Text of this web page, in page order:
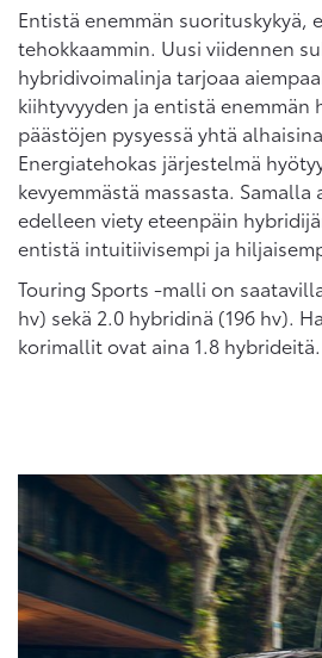
Entistä enemmän suorituskykyä,
tehokkaammin. Uusi viidennen
hybridivoimalinja tarjoaa
kiihtyvyyden ja entistä enemmän
päästöjen pysyessä yhtä
Energiatehokas järjestelmä
kevyemmästä massasta.
edelleen viety eteenpäin
entistä intuitiivisempi ja
Touring Sports -malli on
hv) sekä 2.0 hybridinä (196 hv).
korimallit ovat aina 1.8 hybrideitä.